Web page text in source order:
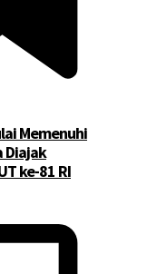
Memenuhi
Diajak
ke-81 RI